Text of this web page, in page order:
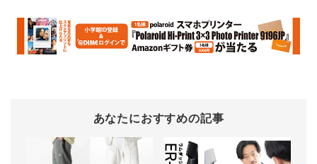
あなたにおすすめの記事